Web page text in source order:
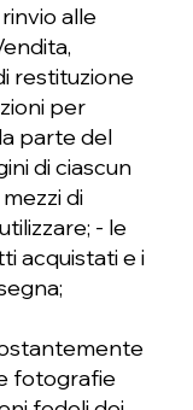
alle
restituzione
per
parte del
di ciascun
di
- le
acquistati e i
fotografie